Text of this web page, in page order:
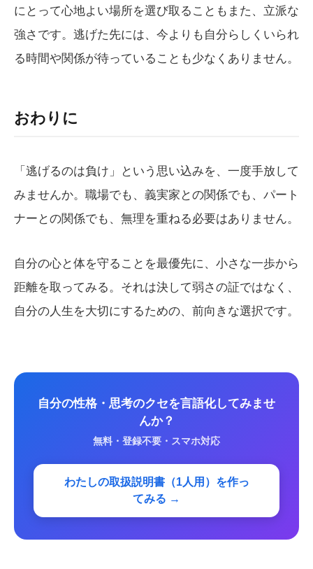
にとって心地よい場所を選び取ることもまた、立派な
強さです。逃げた先には、今よりも自分らしくいられ
る時間や関係が待っていることも少なくありません。
おわりに
「逃げるのは負け」という思い込みを、一度手放して
みませんか。職場でも、義実家との関係でも、パート
ナーとの関係でも、無理を重ねる必要はありません。
自分の心と体を守ることを最優先に、小さな一歩から
距離を取ってみる。それは決して弱さの証ではなく、
自分の人生を大切にするための、前向きな選択です。
自分の性格・思考のクセを言語化してみませ
んか？
無料・登録不要・スマホ対応
わたしの取扱説明書（1人用）を作っ
てみる →